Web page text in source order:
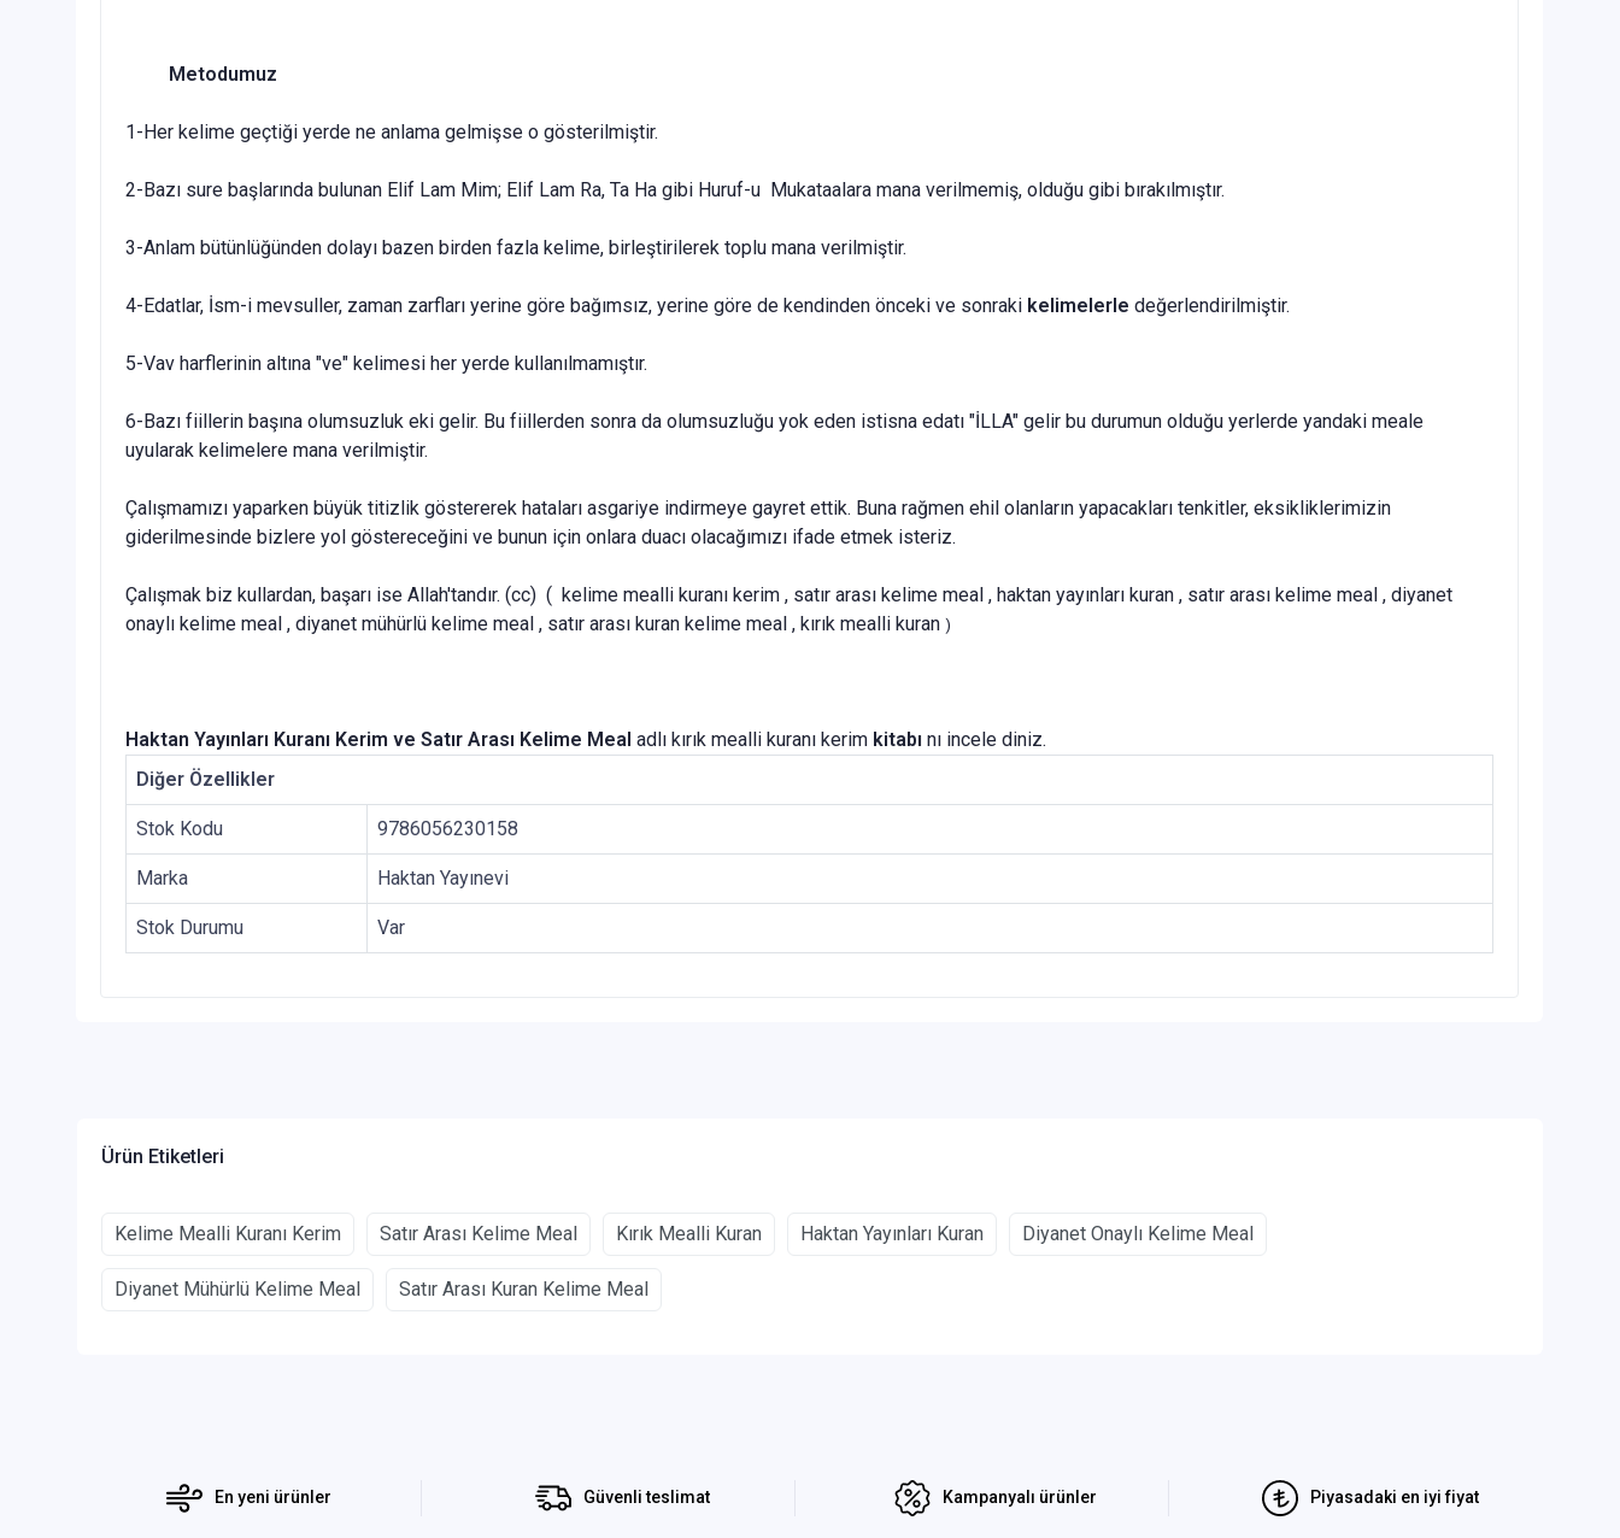
Metodumuz
1-Her kelime geçtiği yerde ne anlama gelmişse o gösterilmiştir.
2-Bazı sure başlarında bulunan Elif Lam Mim; Elif Lam Ra, Ta Ha gibi Huruf-u Mukataalara mana verilmemiş, olduğu gibi bırakılmıştır.
3-Anlam bütünlüğünden dolayı bazen birden fazla kelime, birleştirilerek toplu mana verilmiştir.
4-Edatlar, İsm-i mevsuller, zaman zarfları yerine göre bağımsız, yerine göre de kendinden önceki ve sonraki kelimelerle değerlendirilmiştir.
5-Vav harflerinin altına "ve" kelimesi her yerde kullanılmamıştır.
6-Bazı fiillerin başına olumsuzluk eki gelir. Bu fiillerden sonra da olumsuzluğu yok eden istisna edatı "İLLA" gelir bu durumun olduğu yerlerde yandaki meale
uyularak kelimelere mana verilmiştir.
Çalışmamızı yaparken büyük titizlik göstererek hataları asgariye indirmeye gayret ettik. Buna rağmen ehil olanların yapacakları tenkitler, eksikliklerimizin
giderilmesinde bizlere yol göstereceğini ve bunun için onlara duacı olacağımızı ifade etmek isteriz.
Çalışmak biz kullardan, başarı ise Allah'tandır. (cc) ( kelime mealli kuranı kerim , satır arası kelime meal , haktan yayınları kuran , satır arası kelime meal , diyanet
onaylı kelime meal , diyanet mühürlü kelime meal , satır arası kuran kelime meal , kırık mealli kuran )
Haktan Yayınları Kuranı Kerim ve Satır Arası Kelime Meal adlı kırık mealli kuranı kerim kitabı nı incele diniz.
Diğer Özellikler
Stok Kodu 9786056230158
Marka Haktan Yayınevi
Stok Durumu Var
Ürün Etiketleri
Kelime Mealli Kuranı Kerim Satır Arası Kelime Meal Kırık Mealli Kuran Haktan Yayınları Kuran Diyanet Onaylı Kelime Meal
Diyanet Mühürlü Kelime Meal Satır Arası Kuran Kelime Meal
En yeni ürünler Güvenli teslimat Kampanyalı ürünler Piyasadaki en iyi fiyat